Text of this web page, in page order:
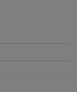
バーを使用してい
モンフリーニ・ペ
特徴です。